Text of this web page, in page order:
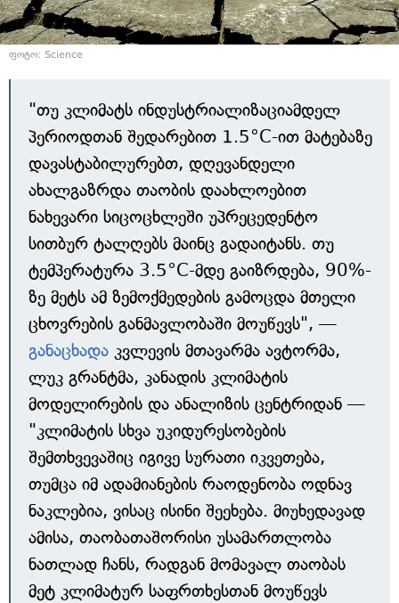
ფოტო: Science
"თუ კლიმატს ინდუსტრიალიზაციამდელ
პერიოდთან შედარებით 1.5°C-ით მატებაზე
დავასტაბილურებთ, დღევანდელი
ახალგაზრდა თაობის დაახლოებით
ნახევარი სიცოცხლეში უპრეცედენტო
სითბურ ტალღებს მაინც გადაიტანს. თუ
ტემპერატურა 3.5°C-მდე გაიზრდება, 90%-
ზე მეტს ამ ზემოქმედების გამოცდა მთელი
ცხოვრების განმავლობაში მოუწევს", —
განაცხადა კვლევის მთავარმა ავტორმა,
ლუკ გრანტმა, კანადის კლიმატის
მოდელირების და ანალიზის ცენტრიდან —
"კლიმატის სხვა უკიდურესობების
შემთხვევაშიც იგივე სურათი იკვეთება,
თუმცა იმ ადამიანების რაოდენობა ოდნავ
ნაკლებია, ვისაც ისინი შეეხება. მიუხედავად
ამისა, თაობათაშორისი უსამართლობა
ნათლად ჩანს, რადგან მომავალ თაობას
მეტ კლიმატურ საფრთხესთან მოუწევს